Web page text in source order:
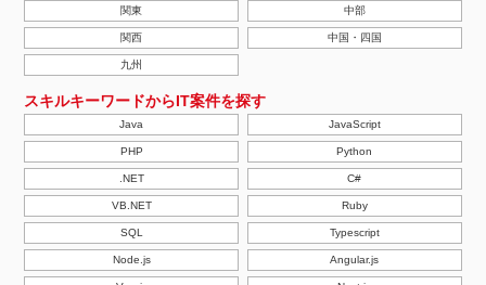
FAX：03-3446-4180
Email：privacy@mcea.co.jp
【2019年10月7日 改訂】
関東 中部
関西 中国・四国
九州
スキルキーワードからIT案件を探す
Java JavaScript
PHP Python
.NET C#
VB.NET Ruby
SQL Typescript
Node.js Angular.js